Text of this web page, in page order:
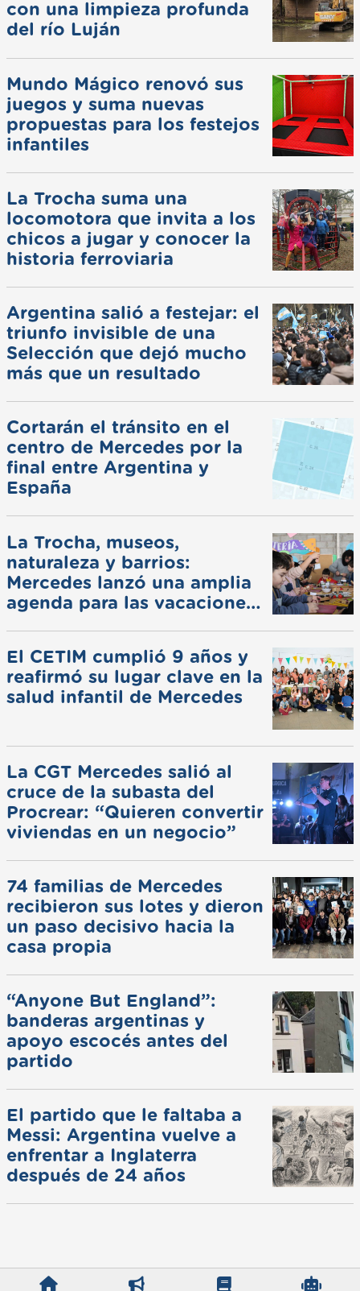
con una limpieza profunda
del río Luján
Mundo Mágico renovó sus
juegos y suma nuevas
propuestas para los festejos
infantiles
La Trocha suma una
locomotora que invita a los
chicos a jugar y conocer la
historia ferroviaria
Argentina salió a festejar: el
triunfo invisible de una
Selección que dejó mucho
más que un resultado
Cortarán el tránsito en el
centro de Mercedes por la
final entre Argentina y
España
La Trocha, museos,
naturaleza y barrios:
Mercedes lanzó una amplia
agenda para las vacaciones
El CETIM cumplió 9 años y
reafirmó su lugar clave en la
salud infantil de Mercedes
La CGT Mercedes salió al
cruce de la subasta del
Procrear: “Quieren convertir
viviendas en un negocio”
74 familias de Mercedes
recibieron sus lotes y dieron
un paso decisivo hacia la
casa propia
“Anyone But England”:
banderas argentinas y
apoyo escocés antes del
partido
El partido que le faltaba a
Messi: Argentina vuelve a
enfrentar a Inglaterra
después de 24 años